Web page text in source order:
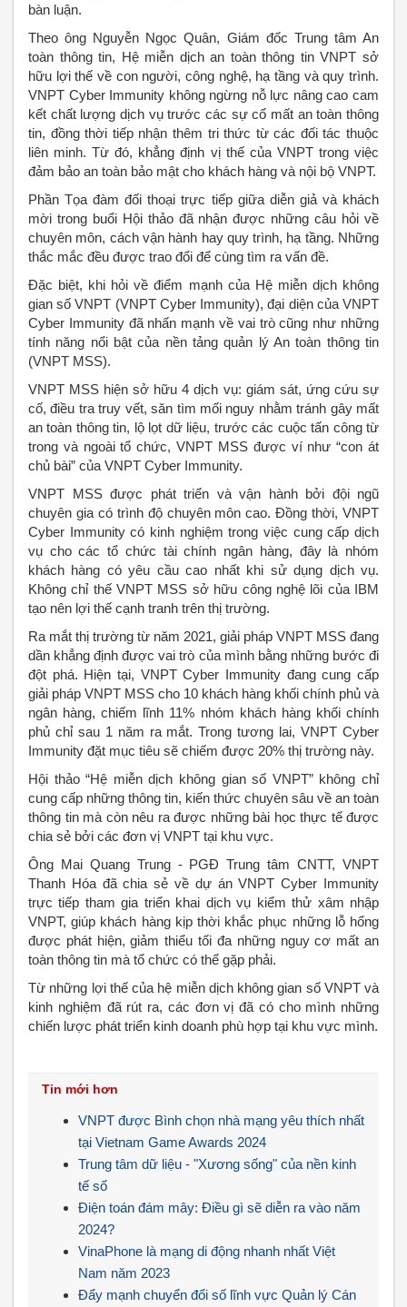
bàn luận.
Theo ông Nguyễn Ngọc Quân, Giám đốc Trung tâm An
toàn thông tin, Hệ miễn dịch an toàn thông tin VNPT sở
hữu lợi thế về con người, công nghệ, hạ tầng và quy trình.
VNPT Cyber Immunity không ngừng nỗ lực nâng cao cam
kết chất lượng dịch vụ trước các sự cố mất an toàn thông
tin, đồng thời tiếp nhận thêm tri thức từ các đối tác thuộc
liên minh. Từ đó, khẳng định vị thế của VNPT trong việc
đảm bảo an toàn bảo mật cho khách hàng và nội bộ VNPT.
Phần Tọa đàm đối thoại trực tiếp giữa diễn giả và khách
mời trong buổi Hội thảo đã nhận được những câu hỏi về
chuyên môn, cách vận hành hay quy trình, hạ tầng. Những
thắc mắc đều được trao đổi để cùng tìm ra vấn đề.
Đặc biệt, khi hỏi về điểm mạnh của Hệ miễn dịch không
gian số VNPT (VNPT Cyber Immunity), đại diện của VNPT
Cyber Immunity đã nhấn mạnh về vai trò cũng như những
tính năng nổi bật của nền tảng quản lý An toàn thông tin
(VNPT MSS).
VNPT MSS hiện sở hữu 4 dịch vụ: giám sát, ứng cứu sự
cố, điều tra truy vết, săn tìm mối nguy nhằm tránh gây mất
an toàn thông tin, lộ lọt dữ liệu, trước các cuộc tấn công từ
trong và ngoài tổ chức, VNPT MSS được ví như “con át
chủ bài” của VNPT Cyber Immunity.
VNPT MSS được phát triển và vận hành bởi đội ngũ
chuyên gia có trình độ chuyên môn cao. Đồng thời, VNPT
Cyber Immunity có kinh nghiệm trong việc cung cấp dịch
vụ cho các tổ chức tài chính ngân hàng, đây là nhóm
khách hàng có yêu cầu cao nhất khi sử dụng dịch vụ.
Không chỉ thế VNPT MSS sở hữu công nghệ lõi của IBM
tạo nên lợi thế cạnh tranh trên thị trường.
Ra mắt thị trường từ năm 2021, giải pháp VNPT MSS đang
dần khẳng định được vai trò của mình bằng những bước đi
đột phá. Hiện tại, VNPT Cyber Immunity đang cung cấp
giải pháp VNPT MSS cho 10 khách hàng khối chính phủ và
ngân hàng, chiếm lĩnh 11% nhóm khách hàng khối chính
phủ chỉ sau 1 năm ra mắt. Trong tương lai, VNPT Cyber
Immunity đặt mục tiêu sẽ chiếm được 20% thị trường này.
Hội thảo “Hệ miễn dịch không gian số VNPT” không chỉ
cung cấp những thông tin, kiến thức chuyên sâu về an toàn
thông tin mà còn nêu ra được những bài học thực tế được
chia sẻ bởi các đơn vị VNPT tại khu vực.
Ông Mai Quang Trung - PGĐ Trung tâm CNTT, VNPT
Thanh Hóa đã chia sẻ về dự án VNPT Cyber Immunity
trực tiếp tham gia triển khai dịch vụ kiểm thử xâm nhập
VNPT, giúp khách hàng kịp thời khắc phục những lỗ hổng
được phát hiện, giảm thiểu tối đa những nguy cơ mất an
toàn thông tin mà tổ chức có thể gặp phải.
Từ những lợi thế của hệ miễn dịch không gian số VNPT và
kinh nghiệm đã rút ra, các đơn vị đã có cho mình những
chiến lược phát triển kinh doanh phù hợp tại khu vực mình.
Tin mới hơn
VNPT được Bình chọn nhà mạng yêu thích nhất
tại Vietnam Game Awards 2024
Trung tâm dữ liệu - "Xương sống" của nền kinh
tế số
Điện toán đám mây: Điều gì sẽ diễn ra vào năm
2024?
VinaPhone là mạng di động nhanh nhất Việt
Nam năm 2023
Đẩy mạnh chuyển đổi số lĩnh vực Quản lý Cán